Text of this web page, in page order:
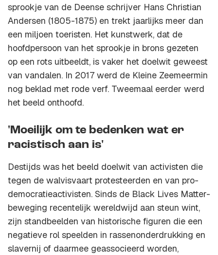
sprookje van de Deense schrijver Hans Christian
Andersen (1805-1875) en trekt jaarlijks meer dan
een miljoen toeristen. Het kunstwerk, dat de
hoofdpersoon van het sprookje in brons gezeten
op een rots uitbeeldt, is vaker het doelwit geweest
van vandalen. In 2017 werd de Kleine Zeemeermin
nog beklad met rode verf. Tweemaal eerder werd
het beeld onthoofd.
'Moeilijk om te bedenken wat er
racistisch aan is'
Destijds was het beeld doelwit van activisten die
tegen de walvisvaart protesteerden en van pro-
democratieactivisten. Sinds de Black Lives Matter-
beweging recentelijk wereldwijd aan steun wint,
zijn standbeelden van historische figuren die een
negatieve rol speelden in rassenonderdrukking en
slavernij of daarmee geassocieerd worden,